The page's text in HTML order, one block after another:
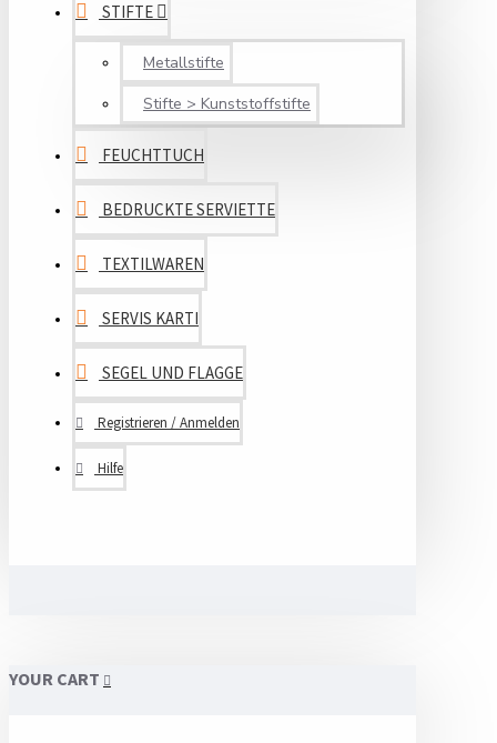
STIFTE
Metallstifte
Stifte > Kunststoffstifte
FEUCHTTUCH
BEDRUCKTE SERVIETTE
TEXTILWAREN
SERVIS KARTI
SEGEL UND FLAGGE
Registrieren / Anmelden
Hilfe
YOUR CART